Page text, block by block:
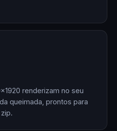
renderizam no seu
queimada, prontos para